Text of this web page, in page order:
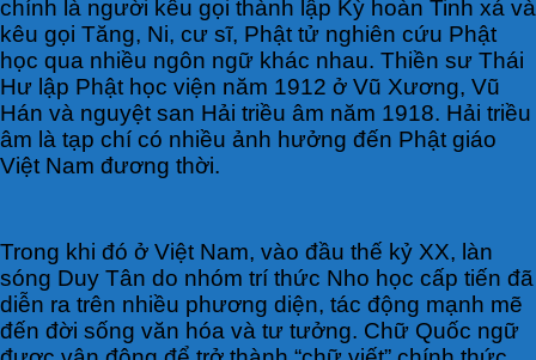
chính là người kêu gọi thành lập Kỳ hoàn Tinh xá và
kêu gọi Tăng, Ni, cư sĩ, Phật tử nghiên cứu Phật
học qua nhiều ngôn ngữ khác nhau. Thiền sư Thái
Hư lập Phật học viện năm 1912 ở Vũ Xương, Vũ
Hán và nguyệt san Hải triều âm năm 1918. Hải triều
âm là tạp chí có nhiều ảnh hưởng đến Phật giáo
Việt Nam đương thời.
Trong khi đó ở Việt Nam, vào đầu thế kỷ XX, làn
sóng Duy Tân do nhóm trí thức Nho học cấp tiến đã
diễn ra trên nhiều phương diện, tác động mạnh mẽ
đến đời sống văn hóa và tư tưởng. Chữ Quốc ngữ